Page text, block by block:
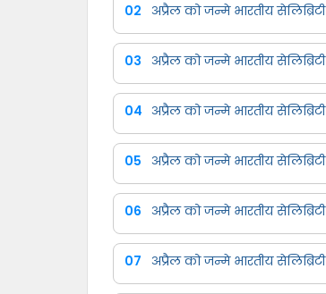
02 अप्रैल को जन्मे भारतीय सेलिब्रिटी
03 अप्रैल को जन्मे भारतीय सेलिब्रिटी
04 अप्रैल को जन्मे भारतीय सेलिब्रिटी
05 अप्रैल को जन्मे भारतीय सेलिब्रिटी
06 अप्रैल को जन्मे भारतीय सेलिब्रिटी
07 अप्रैल को जन्मे भारतीय सेलिब्रिटी